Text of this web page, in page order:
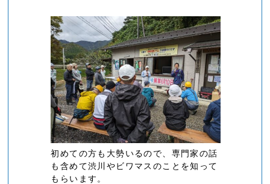
初めての方も大勢いるので、専門家の話
も含めて渋川やビワマスのことを知って
もらいます。